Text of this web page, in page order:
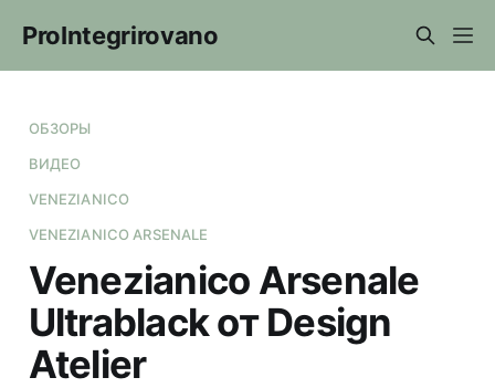
ProIntegrirovano
ОБЗОРЫ
ВИДЕО
VENEZIANICO
VENEZIANICO ARSENALE
Venezianico Arsenale
Ultrablack от Design
Atelier